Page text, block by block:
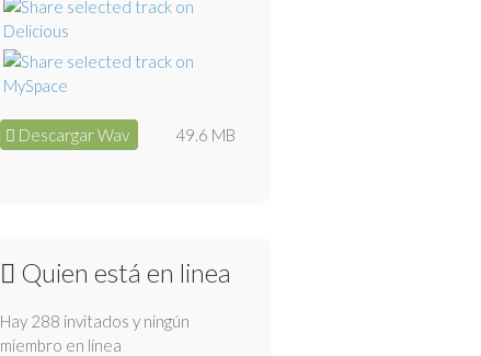
Descargar Wav 49.6 MB
Quien está en linea
Hay 288 invitados y ningún
miembro en línea